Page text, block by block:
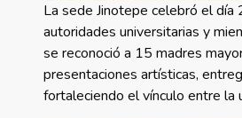
La sede Jinotepe celebró el
autoridades universitarias y
se reconoció a 15 madres
presentaciones artísticas,
fortaleciendo el vínculo entre la